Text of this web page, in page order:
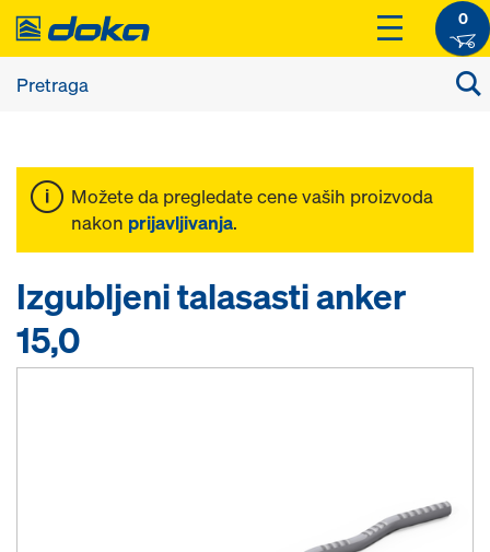
0
Možete da pregledate cene vaših proizvoda
nakon prijavljivanja.
Izgubljeni talasasti anker
15,0